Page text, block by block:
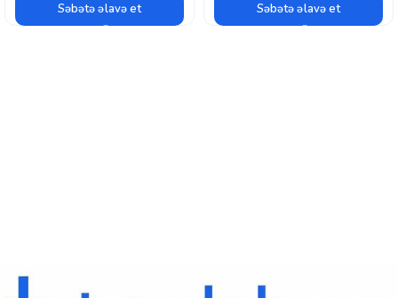
Səbətə əlavə et Səbətə əlavə et